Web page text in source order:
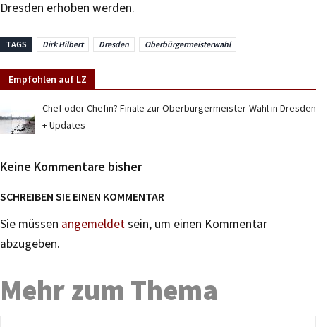
Dresden erhoben werden.
TAGS Dirk Hilbert Dresden Oberbürgermeisterwahl
Empfohlen auf LZ
Chef oder Chefin? Finale zur Oberbürgermeister-Wahl in Dresden
+ Updates
Keine Kommentare bisher
SCHREIBEN SIE EINEN KOMMENTAR
Sie müssen angemeldetsein, um einen Kommentar
abzugeben.
Mehr zum Thema